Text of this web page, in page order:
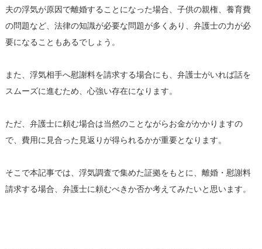
夫の浮気が原因で離婚することになった場合、子供の親権、養育費
の問題など、法律の知識が必要な問題が多くあり、弁護士の力が必
要になることもあるでしょう。
また、浮気相手へ慰謝料を請求する場合にも、弁護士がいれば話を
スムーズに進むため、心強い存在になります。
ただ、弁護士に頼む場合は当然のことながらお金がかかりますの
で、費用に見合った見返りが得られるかが重要となります。
そこで本記事では、浮気調査で集めた証拠をもとに、離婚・慰謝料
請求する場合、弁護士に頼むべきか否か考えてみたいと思います。